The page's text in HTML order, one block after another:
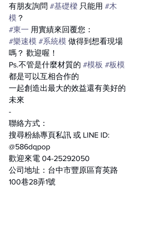
有朋友詢問 #基礎樑 只能用 #木
模 ？
#東一 用實績來回覆您：
#樂速模 #系統模 做得到想看現場
嗎？ 歡迎喔！
Ps.不管是什麼材質的 #模板 #板模
都是可以互相合作的
一起創造出最大的效益還有美好的
未來
-
聯絡方式：
搜尋粉絲專頁私訊 或 LINE ID:
@586dqpop
歡迎來電 04-25292050
公司地址：台中市豐原區育英路
100巷28弄1號